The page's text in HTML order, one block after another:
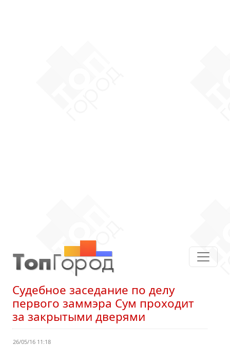
Судебное заседание по делу
первого заммэра Сум проходит
за закрытыми дверями
26/05/16 11:18